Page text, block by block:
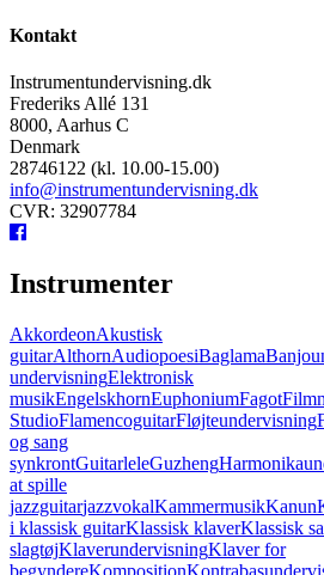
Kontakt
Instrumentundervisning.dk
Frederiks Allé 131
8000, Aarhus C
Denmark
28746122 (kl. 10.00-15.00)
info@instrumentundervisning.dk
CVR: 32907784
Instrumenter
AkkordeonAkustisk
guitarAlthornAudiopoesiBaglama
undervisningElektronisk
musikEngelskhornEuphoniumFagot
StudioFlamencoguitarFløjteundervisning
og sang
synkrontGuitarleleGuzheng
at spille
jazzguitarjazzvokalKammermusikKanun
i klassisk guitarKlassisk klaverKlassisk
slagtøjKlaverundervisningKlaver for